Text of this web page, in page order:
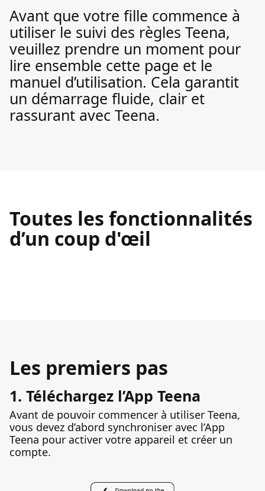
Avant que votre fille commence à
utiliser le suivi des règles Teena,
veuillez prendre un moment pour
lire ensemble cette page et le
manuel d’utilisation. Cela garantit
un démarrage fluide, clair et
rassurant avec Teena.
Toutes les fonctionnalités
d’un coup d'œil
Les premiers pas
1. Téléchargez l’App Teena
Avant de pouvoir commencer à utiliser Teena,
vous devez d’abord synchroniser avec l’App
Teena pour activer votre appareil et créer un
compte.